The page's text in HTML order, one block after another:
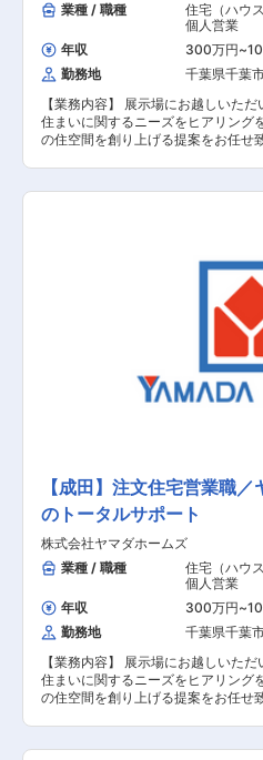
業種 / 職種 住宅（ハウ
個人営業
年収
300万円~
勤務地
千葉県千葉
【業務内容】 展示場にお越しいた
住まいに関するニーズをヒアリング
の住空間を創り上げる提案をお任せ
す。 【具体的な業務内容】 ■展示場へお越しい
の調査 ■契約関連の事務作業 ■引き
最大手である「ヤマダ」ホールディ
産領域を担当する同社での募集とな
ダホールディングスグループのグル
を活用した集客導線が確立されてお
働くことが可能です。また、飛び込
んどなく、展示場にお越しいただい
料請求されたお客様の対応が主にな
【成田】注文住宅営業職
のトータルサポート
株式会社ヤマダホームズ
業種 / 職種
住宅（ハウ
個人営業
年収
300万円~
勤務地
千葉県千葉
【業務内容】 展示場にお越しいた
住まいに関するニーズをヒアリング
の住空間を創り上げる提案をお任せ
す。 【具体的な業務内容】 ■展示場へお越しい